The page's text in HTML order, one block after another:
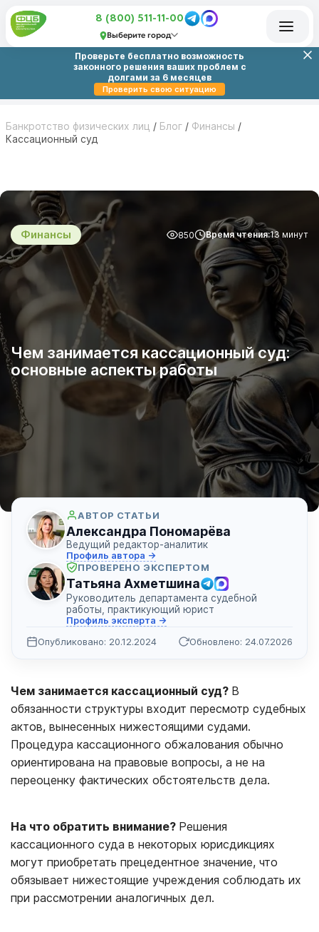
8 (800) 511-11-00
Выберите город
Проверьте бесплатно возможность
законного решения ваших проблем с
долгами за 6 месяцев
Проверить свою ситуацию
Банкротство физических лиц / Блог / Финансы /
Кассационный суд
Финансы 850 Время чтения:13 минут
Чем занимается кассационный суд:
основные аспекты работы
АВТОР СТАТЬИ
Александра Пономарёва
Ведущий редактор-аналитик
Профиль автора →
ПРОВЕРЕНО ЭКСПЕРТОМ
Татьяна Ахметшина
Руководитель департамента судебной
работы, практикующий юрист
Профиль эксперта →
Опубликовано: 20.12.2024
Обновлено: 24.07.2026
Чем занимается кассационный суд? В
обязанности структуры входит пересмотр судебных
актов, вынесенных нижестоящими судами.
Процедура кассационного обжалования обычно
ориентирована на правовые вопросы, а не на
переоценку фактических обстоятельств дела.
На что обратить внимание? Решения
кассационного суда в некоторых юрисдикциях
могут приобретать прецедентное значение, что
обязывает нижестоящие учреждения соблюдать их
при рассмотрении аналогичных дел.